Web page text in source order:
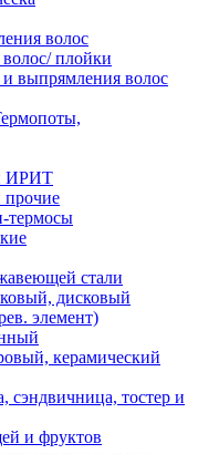
волос
плойки
выпрямления волос
ИРИТ
прочие
термосы
стали
дисковый
элемент)
керамический
сэндвичница, тостер и
и фруктов